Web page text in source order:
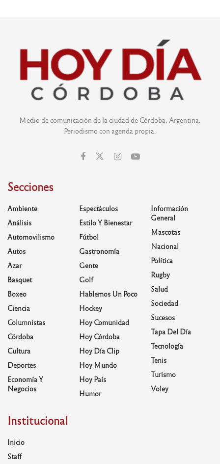
Medio de comunicación de la ciudad de Córdoba, Argentina.
Periodismo con agenda propia.
Secciones
Ambiente
Análisis
Automovilismo
Autos
Azar
Basquet
Boxeo
Ciencia
Columnistas
Córdoba
Cultura
Deportes
Economía Y
Negocios
Espectáculos
Estilo Y Bienestar
Fútbol
Gastronomía
Gente
Golf
Hablemos Un Poco
Hockey
Hoy Comunidad
Hoy Córdoba
Hoy Día Clip
Hoy Mundo
Hoy País
Humor
Información
General
Mascotas
Nacional
Política
Rugby
Salud
Sociedad
Sucesos
Tapa Del Día
Tecnología
Tenis
Turismo
Voley
Institucional
Inicio
Staff